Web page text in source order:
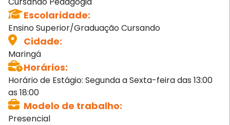
Escolaridade:
Ensino Superior/Graduação Cursando
Cidade:
Maringá
Horários:
Horário de Estágio: Segunda a Sexta-feira das 13:00
as 18:00
Modelo de trabalho:
Presencial